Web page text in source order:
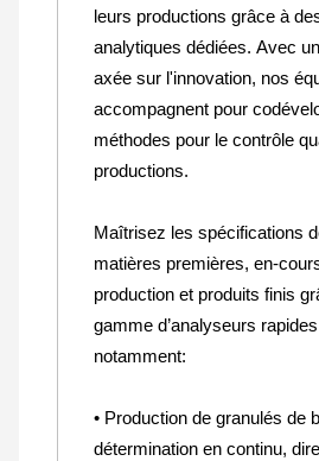
leurs productions grâce à
analytiques dédiées. Avec une mission
axée sur l'innovation, nos
accompagnent pour
méthodes pour le contrôle
productions.
Maîtrisez les spécifications
matières premières, en-
production et produits finis
gamme d’analyseurs
notamment:
• Production de granulés de
détermination en continu,